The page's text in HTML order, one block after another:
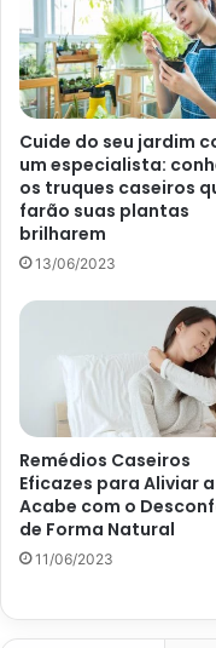
Ademais, é preciso
da planta,
iluminação e rega à
sob sol pleno e direto
dia. Apesar de
local possua alta
controlar a irrigação,
apodrecimento das
que o solo fique
Cuide do seu jardim
um especialista:
os truques caseiros
farão suas plantas
brilharem
13/06/2023
Remédios Caseiros
Eficazes para Aliviar
Acabe com o
de Forma Natural
11/06/2023